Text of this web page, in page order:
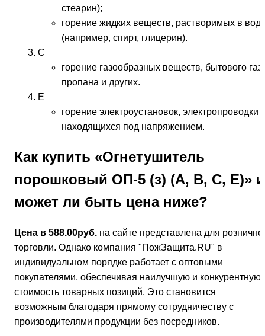
стеарин);
горение жидких веществ, растворимых в
(например, спирт, глицерин).
C
горение газообразных веществ, бытового
пропана и других.
E
горение электроустановок, электропроводки
находящихся под напряжением.
Как купить «Огнетушитель
порошковый ОП-5 (з) (А, В, С, Е)» и
может ли быть цена ниже?
Цена в 588.00руб. на сайте представлена для
торговли. Однако компания "ПожЗащита.RU" в
индивидуальном порядке работает с оптовыми
покупателями, обеспечивая наилучшую и конкурентную
стоимость товарных позиций. Это становится
возможным благодаря прямому сотрудничеству с
производителями продукции без посредников.